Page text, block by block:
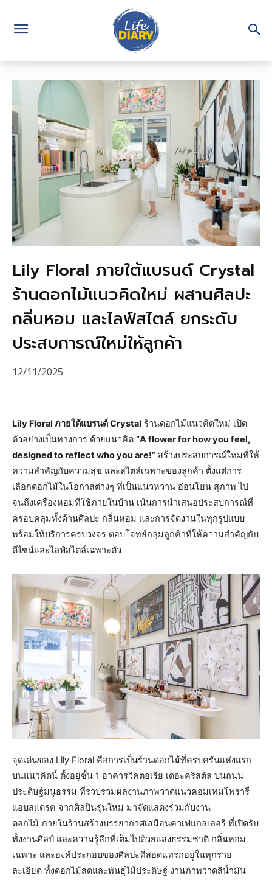
Lily Floral ภายใต้แบรนด์ Crystal
ร้านดอกไม้แนวคิดใหม่ ผสานศิลปะ
กลิ่นหอม และไลฟ์สไตล์ ยกระดับ
ประสบการณ์ใหม่ให้ลูกค้า
12/11/2025
Lily Floral ภายใต้แบรนด์ Crystal ร้านดอกไม้แนวคิดใหม่ เปิด
ตัวอย่างเป็นทางการ ด้วยแนวคิด “A flower for how you feel,
designed to reflect who you are!” สร้างประสบการณ์ใหม่ที่ให้
ความสำคัญกับความสุข และสไตล์เฉพาะของลูกค้า ตั้งแต่การ
เลือกดอกไม้ในโอกาสต่างๆ ที่เป็นแนวหวาน อ่อนโยน สุภาพ ไป
จนถึงเครื่องหอมที่ใช้ภายในบ้าน เน้นการนำเสนอประสบการณ์ที่
ครอบคลุมทั้งด้านศิลปะ กลิ่นหอม และการจัดงานในทุกรูปแบบ
พร้อมให้บริการครบวงจร ตอบโจทย์กลุ่มลูกค้าที่ให้ความสำคัญกับ
ดีไซน์และไลฟ์สไตล์เฉพาะตัว
​จุดเด่นของ Lily Floral คือการเป็นร้านดอกไม้ที่ครบครันแห่งแรก
บนแนวคิดนี้ ตั้งอยู่ชั้น 1 อาคารวิคตอเรีย เดอะคริสตัล บนถนน
ประดิษฐ์มนูธรรม ที่รวบรวมผลงานภาพวาดแนวคอมเทมโพรารี่
แอบสแตรค จากศิลปินรุ่นใหม่ มาจัดแสดงร่วมกับงาน
ดอกไม้ ภายในร้านสร้างบรรยากาศเสมือนคาเฟ่แกลเลอรี ที่เปิดรับ
ทั้งงานศิลป์ และความรู้สึกที่เต็มไปด้วยแสงธรรมชาติ กลิ่นหอม
เฉพาะ และองค์ประกอบของศิลปะที่สอดแทรกอยู่ในทุกราย
ละเอียด ทั้งดอกไม้สดและพันธุ์ไม้ประดิษฐ์ งานภาพวาดสีน้ำมัน